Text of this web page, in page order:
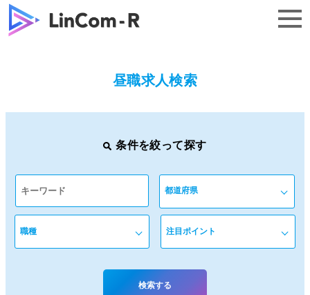
トップ
求人一覧
企業様はこちら
無料で相談する
昼職求人検索
条件を絞って探す